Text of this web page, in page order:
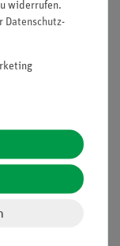
widerrufen.
Daten­schutz­